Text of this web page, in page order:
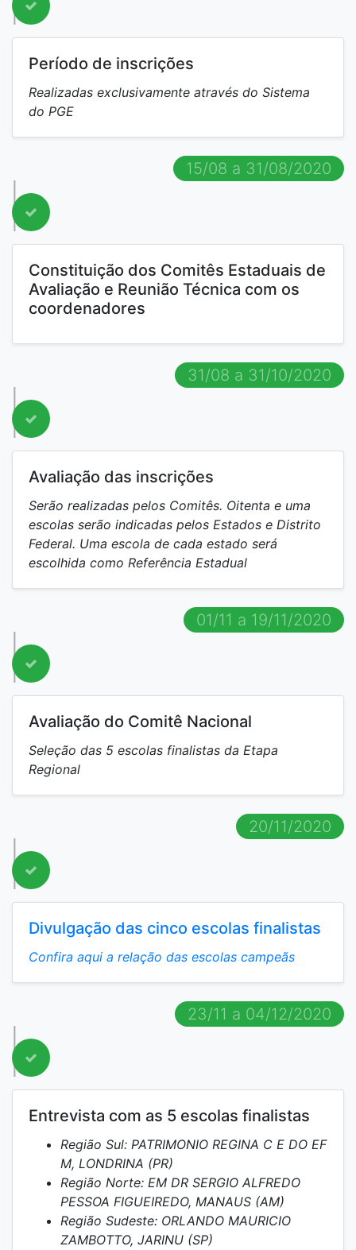
Período de inscrições
Realizadas exclusivamente através do Sistema
do PGE
15/08 a 31/08/2020
Constituição dos Comitês Estaduais de
Avaliação e Reunião Técnica com os
coordenadores
31/08 a 31/10/2020
Avaliação das inscrições
Serão realizadas pelos Comitês. Oitenta e uma
escolas serão indicadas pelos Estados e Distrito
Federal. Uma escola de cada estado será
escolhida como Referência Estadual
01/11 a 19/11/2020
Avaliação do Comitê Nacional
Seleção das 5 escolas finalistas da Etapa
Regional
20/11/2020
Divulgação das cinco escolas finalistas
Confira aqui a relação das escolas campeãs
23/11 a 04/12/2020
Entrevista com as 5 escolas finalistas
Região Sul: PATRIMONIO REGINA C E DO EF
M, LONDRINA (PR)
Região Norte: EM DR SERGIO ALFREDO
PESSOA FIGUEIREDO, MANAUS (AM)
Região Sudeste: ORLANDO MAURICIO
ZAMBOTTO, JARINU (SP)